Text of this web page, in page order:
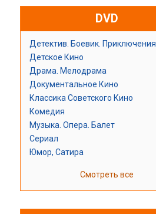
DVD
Детектив. Боевик. Приключения
Детское Кино
Драма. Мелодрама
Документальное Кино
Классика Советского Кино
Комедия
Музыка. Опера. Балет
Сериал
Юмор, Сатира
Смотреть все